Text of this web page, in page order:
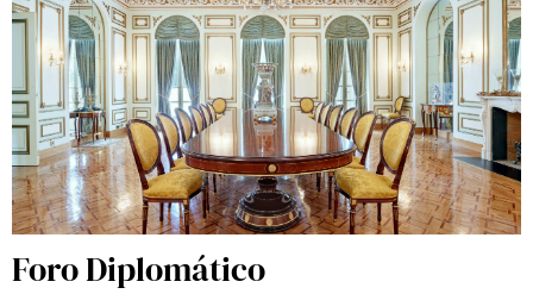
Foro Diplomático